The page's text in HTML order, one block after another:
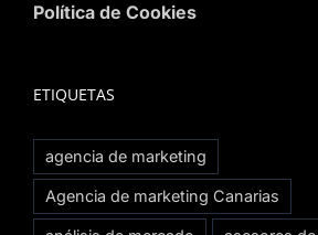
Política de Cookies
ETIQUETAS
agencia de marketing
Agencia de marketing Canarias